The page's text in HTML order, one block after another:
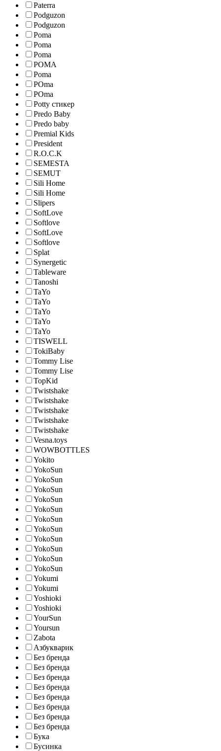
Paterra
Podguzon
Podguzon
Poma
Poma
Poma
POMA
Poma
POma
POma
Potty стикер
Predo Baby
Predo baby
Premial Kids
President
R.O.C.K
SEMESTA
SEMUT
Sili Home
Sili Home
Slipers
SoftLove
Softlove
SoftLove
Softlove
Splat
Synergetic
Tableware
Tanoshi
TaYo
TaYo
TaYo
TaYo
TaYo
TISWELL
TokiBaby
Tommy Lise
Tommy Lise
TopKid
Twistshake
Twistshake
Twistshake
Twistshake
Twistshake
Vesna.toys
WOWBOTTLES
Yokito
YokoSun
YokoSun
YokoSun
YokoSun
YokoSun
YokoSun
YokoSun
YokoSun
YokoSun
YokoSun
YokoSun
Yokumi
Yokumi
Yoshioki
Yoshioki
YourSun
Yoursun
Zabota
Азбукварик
Без бренда
Без бренда
Без бренда
Без бренда
Без бренда
Без бренда
Без бренда
Без бренда
Бука
Бусинка